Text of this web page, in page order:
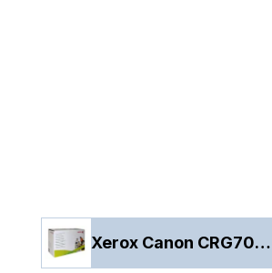
Xerox Canon CRG703, 2.500 pgs, black